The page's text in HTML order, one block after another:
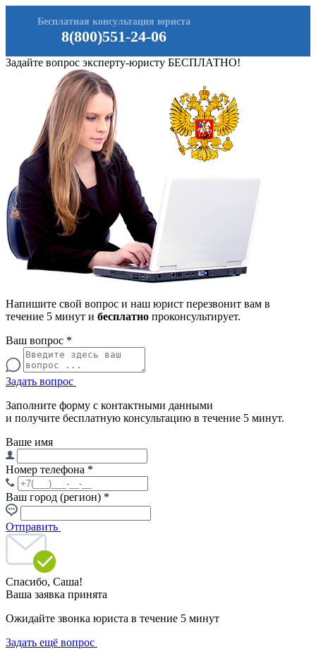
8(800)551-24-06
Бесплатная консультация юриста
Задайте вопрос эксперту-юристу БЕСПЛАТНО!
Напишите свой вопрос и наш юрист перезвонит вам в
течение 5 минут и бесплатно проконсультирует.
Ваш вопрос *
Задать вопрос
Заполните форму с контактными данными
и получите бесплатную консультацию в течение 5 минут.
Ваше имя
Номер телефона *
Ваш город (регион) *
Отправить
Спасибо, Саша!
Ваша заявка принята
Ожидайте звонка юриста в течение 5 минут
Задать ещё вопрос